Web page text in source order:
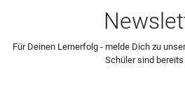
Für Deinen Lernerfolg - melde Dich zu
Schüler sind bereits